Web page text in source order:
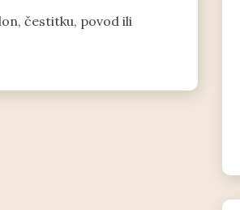
čestitku, povod ili